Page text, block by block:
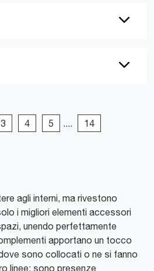
3 4 5 .... 14
agli interni, ma rivestono
i migliori elementi accessori
unendo perfettamente
apportano un tocco
sono collocati o ne si fanno
linee: sono presenze